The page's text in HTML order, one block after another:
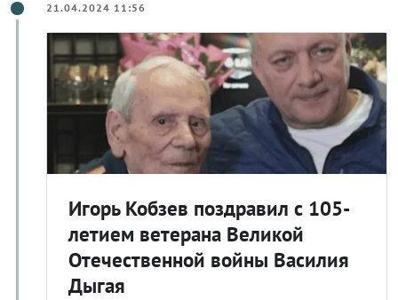
21.04.2024 11:56
Игорь Кобзев поздравил с 105-
летием ветерана Великой
Отечественной войны Василия
Дыгая